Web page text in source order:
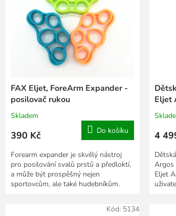
FAX Eljet, ForeArm Expander -
posilovač rukou
Skladem
390 Kč Do košíku
Forearm expander je skvělý nástroj
pro posilování svalů prstů a předloktí,
a může být prospěšný nejen
sportovcům, ale také hudebníkům.
Eljet
4
Argos
Eljet
Kód: 5134